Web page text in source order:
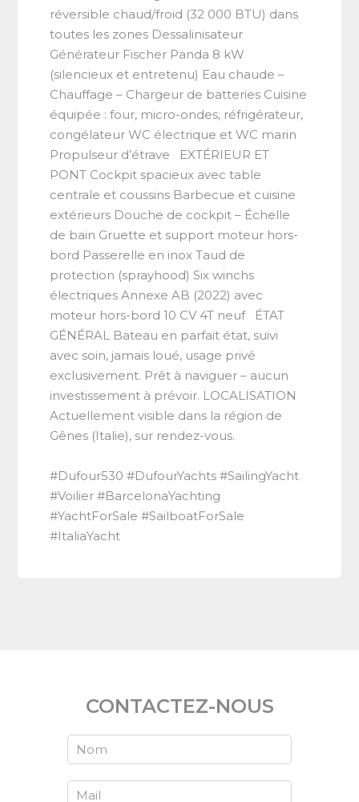
réversible chaud/froid (32 000 BTU) dans
toutes les zones Dessalinisateur
Générateur Fischer Panda 8 kW
(silencieux et entretenu) Eau chaude –
Chauffage – Chargeur de batteries Cuisine
équipée : four, micro-ondes, réfrigérateur,
congélateur WC électrique et WC marin
Propulseur d’étrave EXTÉRIEUR ET
PONT Cockpit spacieux avec table
centrale et coussins Barbecue et cuisine
extérieurs Douche de cockpit – Échelle
de bain Gruette et support moteur hors-
bord Passerelle en inox Taud de
protection (sprayhood) Six winchs
électriques Annexe AB (2022) avec
moteur hors-bord 10 CV 4T neuf ÉTAT
GÉNÉRAL Bateau en parfait état, suivi
avec soin, jamais loué, usage privé
exclusivement. Prêt à naviguer – aucun
investissement à prévoir. LOCALISATION
Actuellement visible dans la région de
Gênes (Italie), sur rendez-vous.
#Dufour530 #DufourYachts #SailingYacht
#Voilier #BarcelonaYachting
#YachtForSale #SailboatForSale
#ItaliaYacht
CONTACTEZ-NOUS